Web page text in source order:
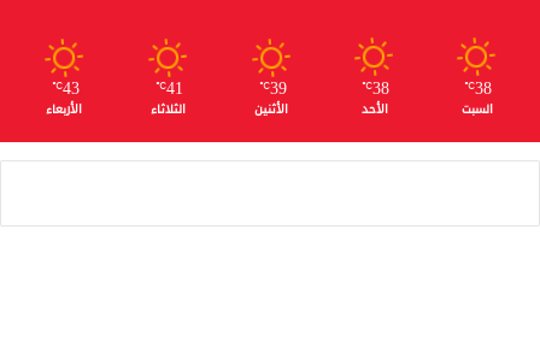
38
℃
السبت
38
℃
الأحد
39
℃
الأثنين
41
℃
الثلاثاء
43
℃
الأربعاء